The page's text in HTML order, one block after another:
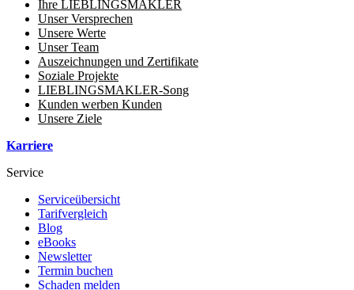
Ihre LIEBLINGSMAKLER
Unser Versprechen
Unsere Werte
Unser Team
Auszeichnungen und Zertifikate
Soziale Projekte
LIEBLINGSMAKLER-Song
Kunden werben Kunden
Unsere Ziele
Karriere
Service
Serviceübersicht
Tarifvergleich
Blog
eBooks
Newsletter
Termin buchen
Schaden melden